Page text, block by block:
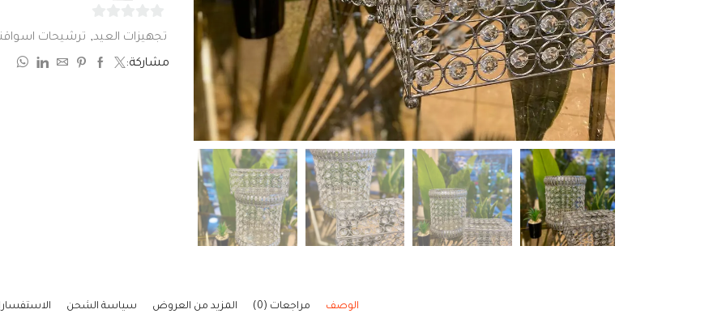
تجهيزات العيد, ترشيحات
مشاركة:
الوصف مراجعات (0) المزيد من العروض سياسة الشحن